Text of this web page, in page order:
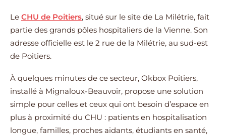
Le CHU de Poitiers, situé sur le site de La Milétrie, fait
partie des grands pôles hospitaliers de la Vienne. Son
adresse officielle est le 2 rue de la Milétrie, au sud-est
de Poitiers.
À quelques minutes de ce secteur, Okbox Poitiers,
installé à Mignaloux-Beauvoir, propose une solution
simple pour celles et ceux qui ont besoin d’espace en
plus à proximité du CHU : patients en hospitalisation
longue, familles, proches aidants, étudiants en santé,